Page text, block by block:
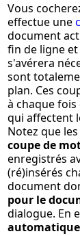
Vous
effectue une
document
fin de ligne
s'avérera
sont
plan. Ces
à chaque
qui affectent
Notez que
coupe de
enregistrés
(ré)insérés
document
pour le
dialogue. En
automatique